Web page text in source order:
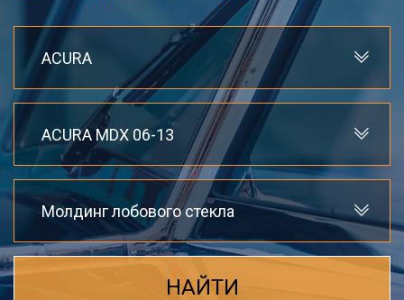
ACURA
ACURA MDX 06-13
Молдинг лобового стекла
НАЙТИ